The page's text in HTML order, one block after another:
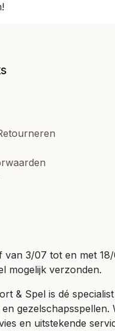
van 3/07 tot en met 18/
mogelijk verzonden.
& Spel is dé
gezelschapsspellen.
en uitstekende